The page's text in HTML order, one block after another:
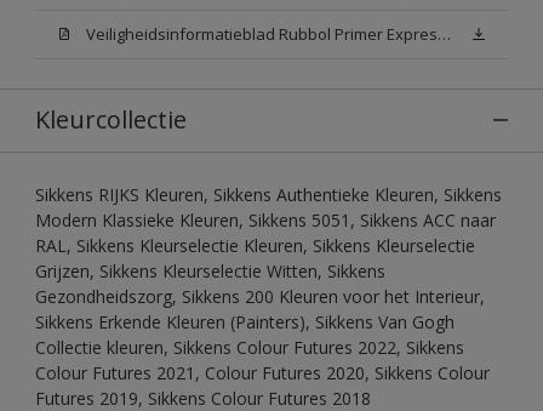
Veiligheidsinformatieblad Rubbol Primer Express N00 (MSDS)
Kleurcollectie
Sikkens RIJKS Kleuren, Sikkens Authentieke Kleuren, Sikkens
Modern Klassieke Kleuren, Sikkens 5051, Sikkens ACC naar
RAL, Sikkens Kleurselectie Kleuren, Sikkens Kleurselectie
Grijzen, Sikkens Kleurselectie Witten, Sikkens
Gezondheidszorg, Sikkens 200 Kleuren voor het Interieur,
Sikkens Erkende Kleuren (Painters), Sikkens Van Gogh
Collectie kleuren, Sikkens Colour Futures 2022, Sikkens
Colour Futures 2021, Colour Futures 2020, Sikkens Colour
Futures 2019, Sikkens Colour Futures 2018